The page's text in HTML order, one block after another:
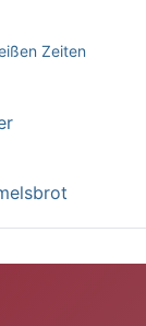
Zeiten